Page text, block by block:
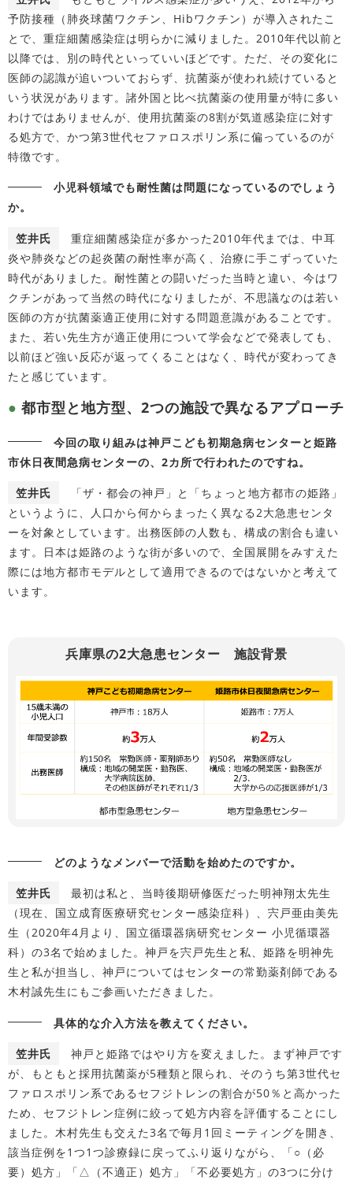
予防接種（肺炎球菌ワクチン、Hibワクチン）が導入されたこ
とで、重症細菌感染症は明らかに減りました。2010年代以前と
以降では、別の時代といっていいほどです。ただ、その変化に
医師の認識が追いついておらず、抗菌薬が使われ続けていると
いう状況があります。諸外国と比べ抗菌薬の使用量が特に多い
わけではありませんが、使用抗菌薬の8割が気道感染症に対す
る処方で、かつ第3世代セファロスポリン系に偏っているのが
特徴です。
小児科領域でも耐性菌は問題になっているのでしょう
か。
笠井氏
重症細菌感染症が多かった2010年代までは、中耳
炎や肺炎などの起炎菌の耐性率が高く、治療に手こずっていた
時代がありました。耐性菌との闘いだった当時と違い、今はワ
クチンがあって当然の時代になりましたが、不思議なのは若い
医師の方が抗菌薬適正使用に対する問題意識があることです。
また、若い先生方が適正使用について学会などで発表しても、
以前ほど強い反応が返ってくることはなく、時代が変わってき
たと感じています。
都市型と地方型、2つの施設で異なるアプローチ
今回の取り組みは神戸こども初期急病センターと姫路
市休日夜間急病センターの、2カ所で行われたのですね。
笠井氏
「ザ・都会の神戸」と「ちょっと地方都市の姫路」
というように、人口から何からまったく異なる2大急患センタ
ーを対象としています。出務医師の人数も、構成の割合も違い
ます。日本は姫路のような街が多いので、全国展開をみすえた
際には地方都市モデルとして適用できるのではないかと考えて
います。
兵庫県の2大急患センター 施設背景
どのようなメンバーで活動を始めたのですか。
笠井氏
最初は私と、当時後期研修医だった明神翔太先生
（現在、国立成育医療研究センター感染症科）、宍戸亜由美先
生（2020年4月より、国立循環器病研究センター 小児循環器
科）の3名で始めました。神戸を宍戸先生と私、姫路を明神先
生と私が担当し、神戸についてはセンターの常勤薬剤師である
木村誠先生にもご参画いただきました。
具体的な介入方法を教えてください。
笠井氏
神戸と姫路ではやり方を変えました。まず神戸です
が、もともと採用抗菌薬が5種類と限られ、そのうち第3世代セ
ファロスポリン系であるセフジトレンの割合が50％と高かった
ため、セフジトレン症例に絞って処方内容を評価することにし
ました。木村先生も交えた3名で毎月1回ミーティングを開き、
該当症例を1つ1つ診療録に戻ってふり返りながら、「○（必
要）処方」「△（不適正）処方」「不必要処方」の3つに分け